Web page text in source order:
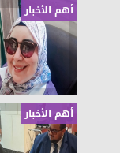
أهم الأخبار
أهم الأخبار